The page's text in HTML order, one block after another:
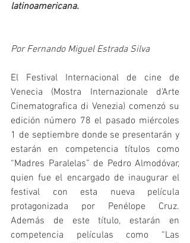
latinoamericana.
Por Fernando Miguel Estrada Silva
El Festival Internacional de cine de
Venecia (Mostra Internazionale d'Arte
Cinematografica di Venezia) comenzó su
edición número 78 el pasado miércoles
1 de septiembre donde se presentarán y
estarán en competencia títulos como
“Madres Paralelas” de Pedro Almodóvar,
quien fue el encargado de inaugurar el
festival con esta nueva película
protagonizada por Penélope Cruz.
Además de este título, estarán en
competencia películas como “Las